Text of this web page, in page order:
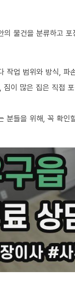
물건을 분류하고
작업 범위와 방식,
이 많은 집은 직접
분들을 위해, 꼭 확인